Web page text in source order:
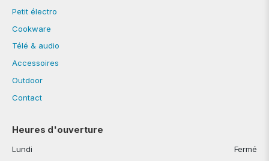
Petit électro
Cookware
Télé & audio
Accessoires
Outdoor
Contact
Heures d'ouverture
Lundi
Fermé